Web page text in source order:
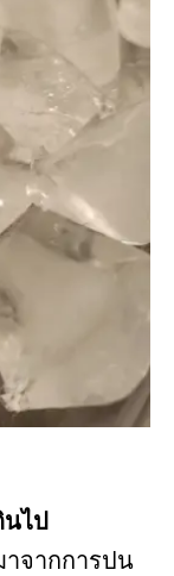
ไป
จากการปน